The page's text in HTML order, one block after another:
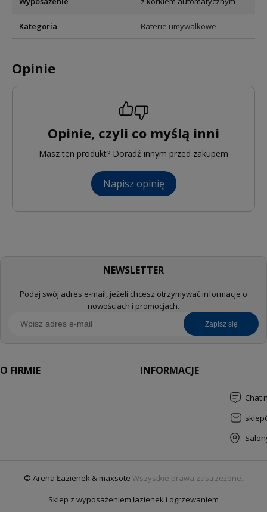
Kategoria Baterie umywalkowe
Opinie
Opinie, czyli co myślą inni
Masz ten produkt? Doradź innym przed zakupem
Napisz opinię
NEWSLETTER
Podaj swój adres e-mail, jeżeli chcesz otrzymywać informacje o
nowościach i promocjach.
zapisz się
O FIRMIE INFORMACJE
Chat
© Arena Łazienek & maxsote Wszystkie prawa zastrzeżone.
Sklep z wyposażeniem łazienek i ogrzewaniem